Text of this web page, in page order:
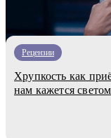
Рецензии
Хрупкость как
нам кажется